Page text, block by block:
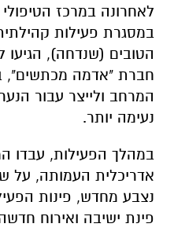
לאחרונה במרכז
במסגרת פעילות
הטובים (שנדחה), הגיעו
חברת "אדמה מכתשים",
המרחב ולייצר עבור
נעימה יותר.
במהלך הפעילות, עבדו
אדריכלית העמותה, על
נצבע מחדש, פינות
פינת ישיבה ואירוח